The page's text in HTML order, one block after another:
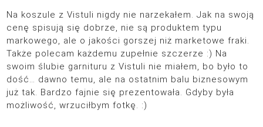
Na koszule z Vistuli nigdy nie narzekałem. Jak na swoją
cenę spisują się dobrze, nie są produktem typu
markowego, ale o jakości gorszej niż marketowe fraki.
Także polecam każdemu zupełnie szczerze :) Na
swoim ślubie garnituru z Vistuli nie miałem, bo było to
dość… dawno temu, ale na ostatnim balu biznesowym
już tak. Bardzo fajnie się prezentowała. Gdyby była
możliwość, wrzuciłbym fotkę. :)